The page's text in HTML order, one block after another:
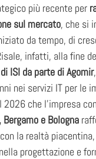
più recente per
sul mercato, che si
da tempo, di
infatti, alla fine
ISI da parte di Agomir
nei servizi IT per le
2026 che l’impresa con
e Bologna
la realtà piacentina,
progettazione e